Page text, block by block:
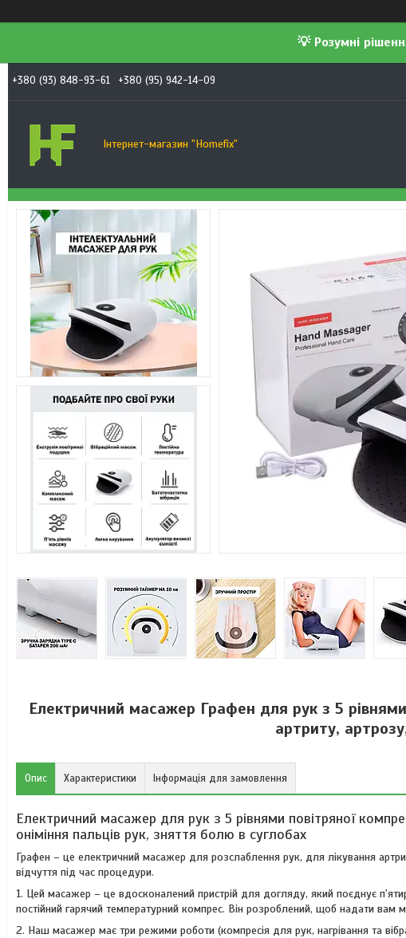
💡 Розумні
+380 (93) 848-93-61 +380 (95) 942-14-09
Інтернет-магазин "Homefix"
Електричний масажер Графен для рук з 5 рівнями
артриту,
Опис Характеристики Інформація для замовлення
Електричний масажер для рук з 5 рівнями повітряної
оніміння пальців рук, зняття болю в суглобах
Графен – це електричний масажер для розслаблення рук, для лікування
відчуття під час процедури.
1. Цей масажер – це вдосконалений пристрій для догляду, який поєднує
постійний гарячий температурний компрес. Він розроблений, щоб надати
2. Наш масажер має три режими роботи (компресія для рук, нагрівання та